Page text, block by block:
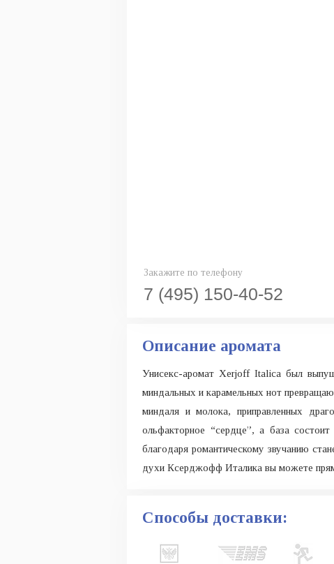
Закажите по телефону
7 (495) 150-40-52
Описание аромата
Унисекс-аромат Xerjoff Italica был
миндальных и карамельных нот
миндаля и молока, приправленных
ольфакторное “сердце”, а база
благодаря романтическому звучанию
духи Ксерджофф Италика вы можете
Способы доставки: